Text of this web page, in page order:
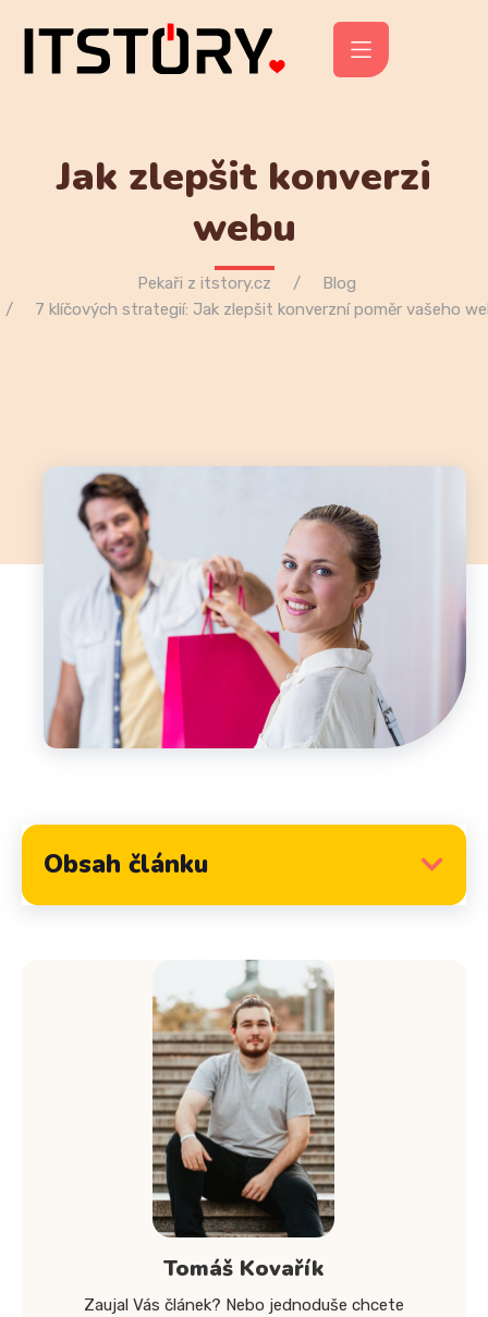
Jak zlepšit konverzi
webu
Pekaři z itstory.cz
Blog
7 klíčových strategií: Jak zlepšit konverzní poměr vašeho
Obsah článku
Tomáš Kovařík
Zaujal Vás článek? Nebo jednoduše chcete